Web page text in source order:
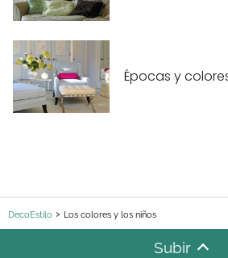
Épocas y
DecoEstilo Los colores y los niños
Subir